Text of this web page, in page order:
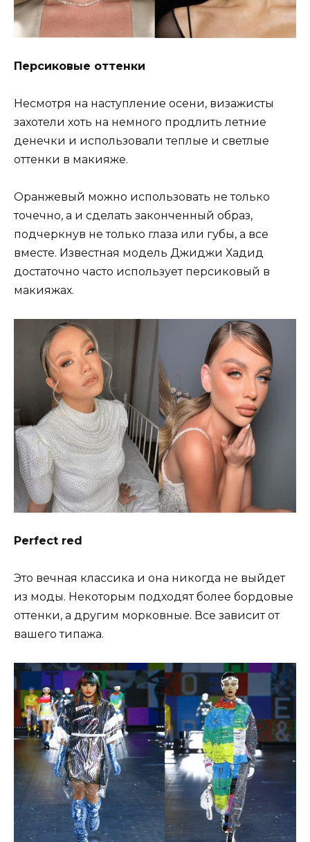
Персиковые оттенки
Несмотря на наступление осени, визажисты
захотели хоть на немного продлить летние
денечки и использовали теплые и светлые
оттенки в макияже.
Оранжевый можно использовать не только
точечно, а и сделать законченный образ,
подчеркнув не только глаза или губы, а все
вместе. Известная модель Джиджи Хадид
достаточно часто использует персиковый в
макияжах.
Perfect red
Это вечная классика и она никогда не выйдет
из моды. Некоторым подходят более бордовые
оттенки, а другим морковные. Все зависит от
вашего типажа.